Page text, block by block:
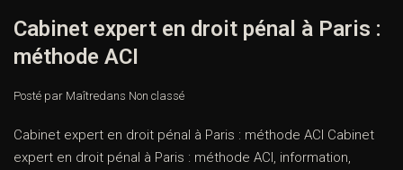
Cabinet expert en droit pénal à Paris :
méthode ACI
Posté par Maîtredans Non classé
Cabinet expert en droit pénal à Paris : méthode ACI Cabinet
expert en droit pénal à Paris : méthode ACI, information,